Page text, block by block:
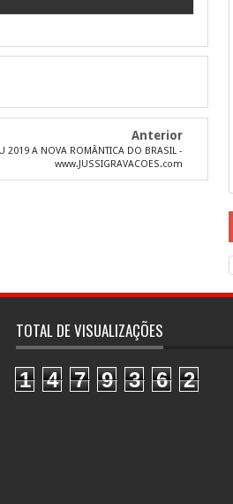
Anterior
2019 A NOVA ROMÂNTICA DO BRASIL -
www.JUSSIGRAVACOES.com
TOTAL DE VISUALIZAÇÕES
1 4 7 9 3 6 2